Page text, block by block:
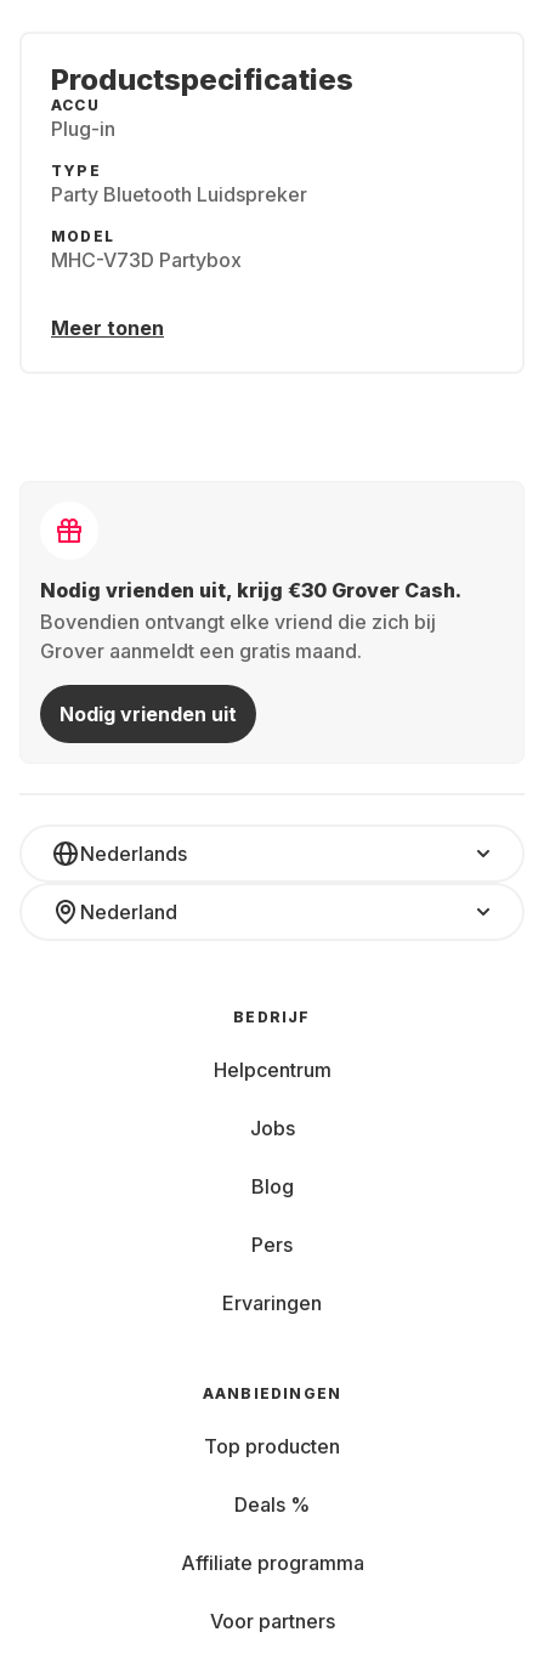
Productspecificaties
ACCU
Plug-in
TYPE
Party Bluetooth Luidspreker
MODEL
MHC-V73D Partybox
Meer tonen
Nodig vrienden uit, krijg €30 Grover Cash.
Bovendien ontvangt elke vriend die zich bij
Grover aanmeldt een gratis maand.
Nodig vrienden uit
Nederlands
Nederland
BEDRIJF
Helpcentrum
Jobs
Blog
Pers
Ervaringen
AANBIEDINGEN
Top producten
Deals %
Affiliate programma
Voor partners